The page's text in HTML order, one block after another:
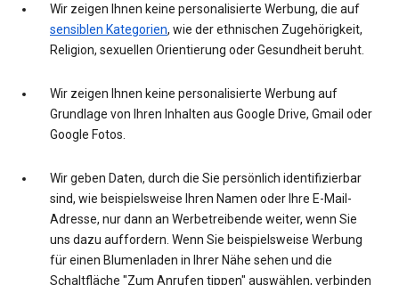
Wir zeigen Ihnen keine personalisierte Werbung, die auf
sensiblen Kategorien, wie der ethnischen Zugehörigkeit,
Religion, sexuellen Orientierung oder Gesundheit beruht.
Wir zeigen Ihnen keine personalisierte Werbung auf
Grundlage von Ihren Inhalten aus Google Drive, Gmail oder
Google Fotos.
Wir geben Daten, durch die Sie persönlich identifizierbar
sind, wie beispielsweise Ihren Namen oder Ihre E-Mail-
Adresse, nur dann an Werbetreibende weiter, wenn Sie
uns dazu auffordern. Wenn Sie beispielsweise Werbung
für einen Blumenladen in Ihrer Nähe sehen und die
Schaltfläche "Zum Anrufen tippen" auswählen, verbinden